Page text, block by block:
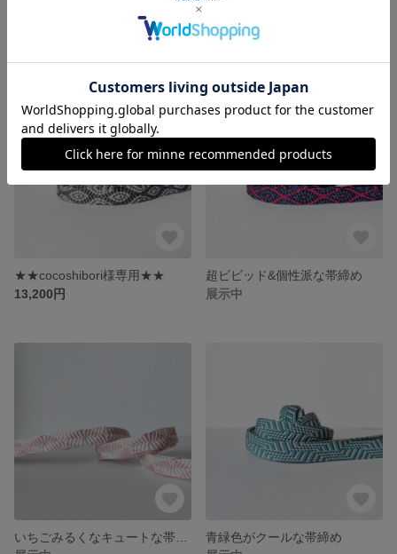
14,900円
SOLD OUT
★★cocoshibori様専用★★
13,200円
超ビビッド&個性派な帯締め
展示中
青緑色がクールな帯締め